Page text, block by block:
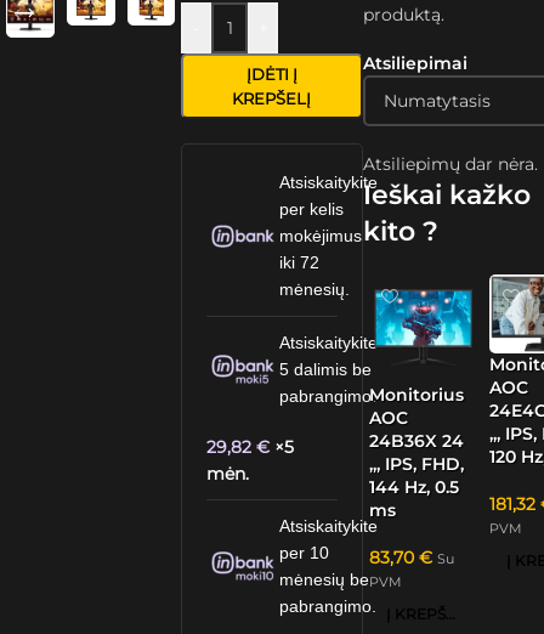
ĮDĖTI Į
KREPŠELĮ
Atsiskaitykite
per kelis
mokėjimus
iki 72
mėnesių.
Atsiskaitykite
5 dalimis be
pabrangimo.
29,82€ ×5
mėn.
Atsiskaitykite
per 10
mėnesių be
pabrangimo.
Atsiliepimai
Atsiliepimų dar nėra.
produktą.
Ieškai kažko
kito ?
Monitorius
AOC
24B36X 24
„, IPS, FHD,
144 Hz, 0.5
ms
83,70 € Su
PVM
Į KREPŠELĮ
AOC
„,
120
181,32
PVM